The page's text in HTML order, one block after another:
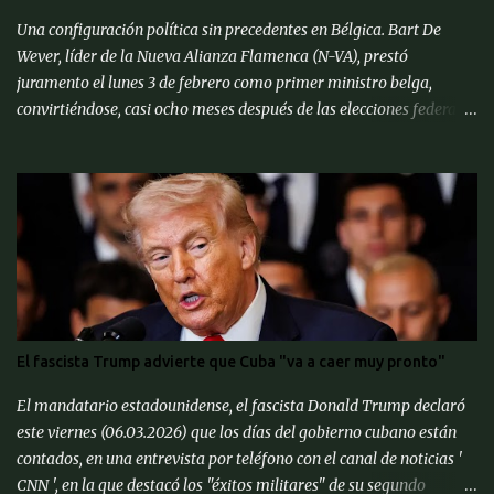
Una configuración política sin precedentes en Bélgica. Bart De
Wever, líder de la Nueva Alianza Flamenca (N-VA), prestó
juramento el lunes 3 de febrero como primer ministro belga,
convirtiéndose, casi ocho meses después de las elecciones federales
primer ministro se unió a otros líderes de la UE en una cumbre
informal en Bruselas para discutir formas de fortalecer las
defensas continentales contra Rusia y cómo lidiar con el presidente
estadounidense Donald Trump, quien ha reiterado amenazas de
aranceles a los productos de la UE. « Sería un error pensar que
Europa puede defenderse sola, hay que continuar la alianza de la
OTAN con Estados Unidos », afirmó el primer ministro belga. Bart
De Wever, conocido por sus posiciones euroescépticas, dijo que
quería que la UE se centrara más en sus funciones principales. « La
competitividad de nuestra economía es important...
El fascista Trump advierte que Cuba "va a caer muy pronto"
El mandatario estadounidense, el fascista Donald Trump declaró
este viernes (06.03.2026) que los días del gobierno cubano están
contados, en una entrevista por teléfono con el canal de noticias '
CNN ', en la que destacó los "éxitos militares" de su segundo